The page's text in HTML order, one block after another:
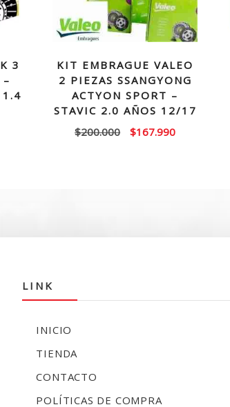
3
1.4
KIT EMBRAGUE VALEO
2 PIEZAS SSANGYONG
ACTYON SPORT –
STAVIC 2.0 AÑOS 12/17
$200.000
El
$167.990El
LINK
INICIO
TIENDA
CONTACTO
POLÍTICAS DE COMPRA